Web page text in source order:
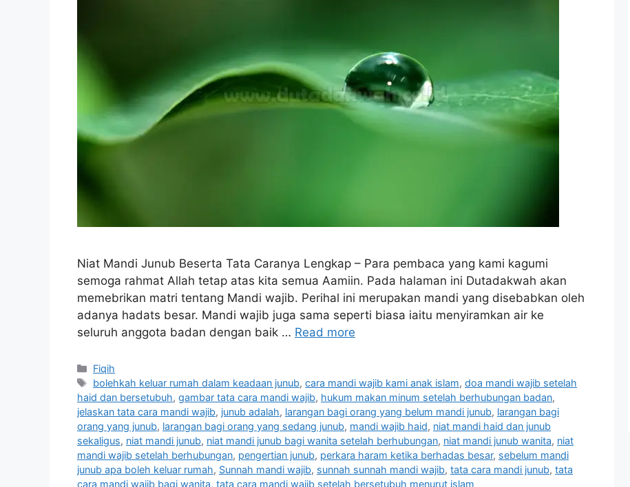
Niat Mandi Junub Beserta Tata Caranya Lengkap – Para pembaca yang kami kagumi
semoga rahmat Allah tetap atas kita semua Aamiin. Pada halaman ini Dutadakwah akan
memebrikan matri tentang Mandi wajib. Perihal ini merupakan mandi yang disebabkan oleh
adanya hadats besar. Mandi wajib juga sama seperti biasa iaitu menyiramkan air ke
seluruh anggota badan dengan baik … Read more
Categories
Fiqih
Tags
bolehkah keluar rumah dalam keadaan junub,cara mandi wajib kami anak islam,doa mandi wajib setelah
haid dan bersetubuh, gambar tata cara mandi wajib, hukum makan minum setelah berhubungan badan,
jelaskan tata cara mandi wajib, junub adalah, larangan bagi orang yang belum mandi junub, larangan bagi
orang yang junub, larangan bagi orang yang sedang junub, mandi wajib haid, niat mandi haid dan junub
sekaligus, niat mandi junub, niat mandi junub bagi wanita setelah berhubungan, niat mandi junub wanita, niat
mandi wajib setelah berhubungan, pengertian junub, perkara haram ketika berhadas besar, sebelum mandi
junub apa boleh keluar rumah, Sunnah mandi wajib, sunnah sunnah mandi wajib, tata cara mandi junub, tata
cara mandi wajib bagi wanita, tata cara mandi wajib setelah bersetubuh menurut islam